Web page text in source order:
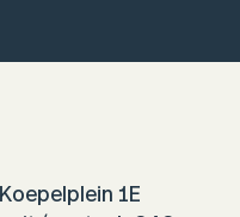
Koepelplein 1E